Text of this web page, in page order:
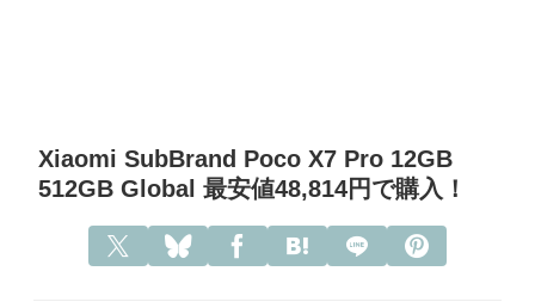
Xiaomi SubBrand Poco X7 Pro 12GB
512GB Global 最安値48,814円で購入！